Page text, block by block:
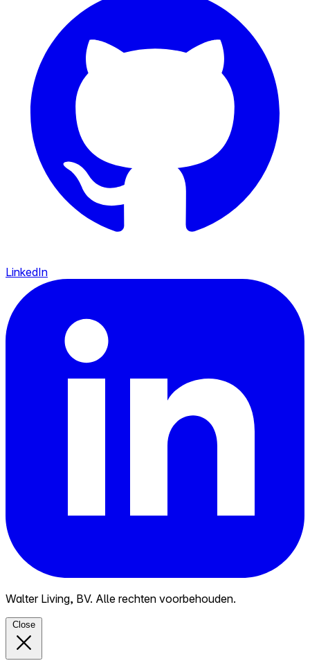
LinkedIn
Walter Living, BV. Alle rechten voorbehouden.
Close